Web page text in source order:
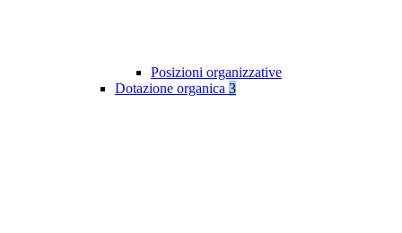
Posizioni organizzative
Dotazione organica 3